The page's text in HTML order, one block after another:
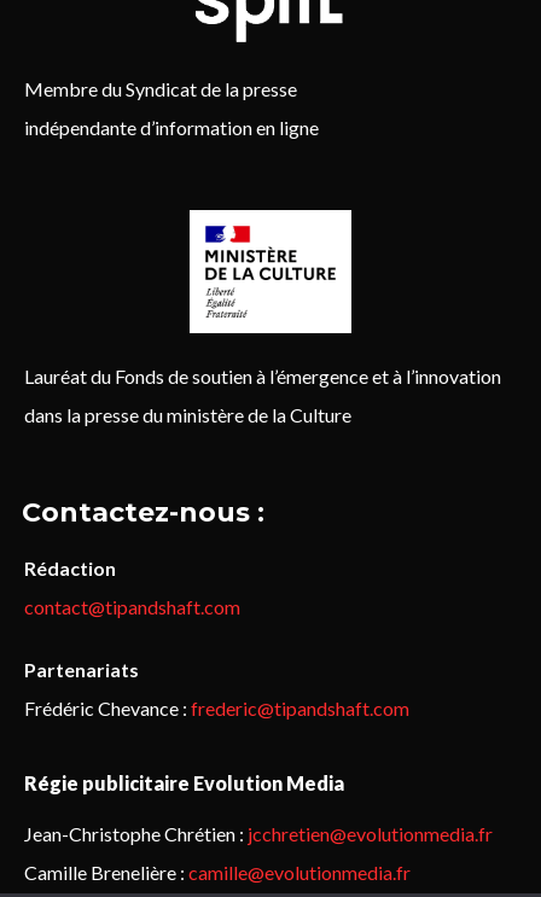
Membre du Syndicat de la presse
indépendante d’information en ligne
Lauréat du Fonds de soutien à l’émergence et à l’innovation
dans la presse du ministère de la Culture
Contactez-nous :
Rédaction
contact@tipandshaft.com
Partenariats
Frédéric Chevance : frederic@tipandshaft.com
Régie publicitaire Evolution Media
Jean-Christophe Chrétien : jcchretien@evolutionmedia.fr
Camille Brenelière : camille@evolutionmedia.fr